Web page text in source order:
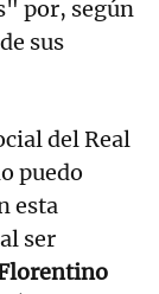
por, según
sus
del Real
puedo
esta
ser